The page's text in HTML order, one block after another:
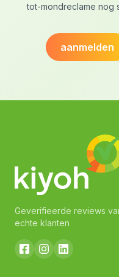
tot-mondreclame nog
aanmelden
Geverifieerde reviews
echte klanten